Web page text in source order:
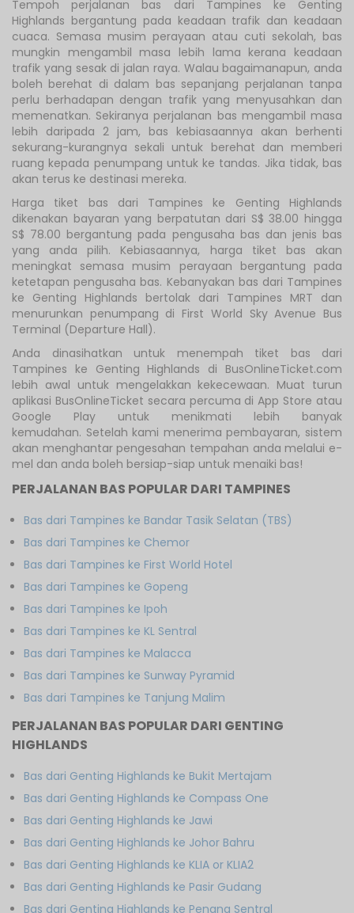
Tempoh perjalanan bas dari Tampines ke Genting
Highlands bergantung pada keadaan trafik dan keadaan
cuaca. Semasa musim perayaan atau cuti sekolah, bas
mungkin mengambil masa lebih lama kerana keadaan
trafik yang sesak di jalan raya. Walau bagaimanapun, anda
boleh berehat di dalam bas sepanjang perjalanan tanpa
perlu berhadapan dengan trafik yang menyusahkan dan
memenatkan. Sekiranya perjalanan bas mengambil masa
lebih daripada 2 jam, bas kebiasaannya akan berhenti
sekurang-kurangnya sekali untuk berehat dan memberi
ruang kepada penumpang untuk ke tandas. Jika tidak, bas
akan terus ke destinasi mereka.
Harga tiket bas dari Tampines ke Genting Highlands
dikenakan bayaran yang berpatutan dari S$ 38.00 hingga
S$ 78.00 bergantung pada pengusaha bas dan jenis bas
yang anda pilih. Kebiasaannya, harga tiket bas akan
meningkat semasa musim perayaan bergantung pada
ketetapan pengusaha bas. Kebanyakan bas dari Tampines
ke Genting Highlands bertolak dari Tampines MRT dan
menurunkan penumpang di First World Sky Avenue Bus
Terminal (Departure Hall).
Anda dinasihatkan untuk menempah tiket bas dari
Tampines ke Genting Highlands di BusOnlineTicket.com
lebih awal untuk mengelakkan kekecewaan. Muat turun
aplikasi BusOnlineTicket secara percuma di App Store atau
Google Play untuk menikmati lebih banyak
kemudahan. Setelah kami menerima pembayaran, sistem
akan menghantar pengesahan tempahan anda melalui e-
mel dan anda boleh bersiap-siap untuk menaiki bas!
PERJALANAN BAS POPULAR DARI TAMPINES
Bas dari Tampines ke Bandar Tasik Selatan (TBS)
Bas dari Tampines ke Chemor
Bas dari Tampines ke First World Hotel
Bas dari Tampines ke Gopeng
Bas dari Tampines ke Ipoh
Bas dari Tampines ke KL Sentral
Bas dari Tampines ke Malacca
Bas dari Tampines ke Sunway Pyramid
Bas dari Tampines ke Tanjung Malim
PERJALANAN BAS POPULAR DARI GENTING
HIGHLANDS
Bas dari Genting Highlands ke Bukit Mertajam
Bas dari Genting Highlands ke Compass One
Bas dari Genting Highlands ke Jawi
Bas dari Genting Highlands ke Johor Bahru
Bas dari Genting Highlands ke KLIA or KLIA2
Bas dari Genting Highlands ke Pasir Gudang
Bas dari Genting Highlands ke Penang Sentral